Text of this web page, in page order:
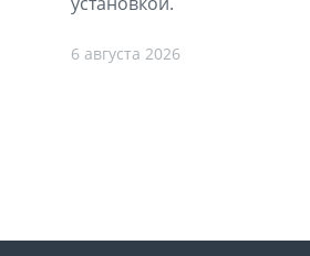
6 августа 2026